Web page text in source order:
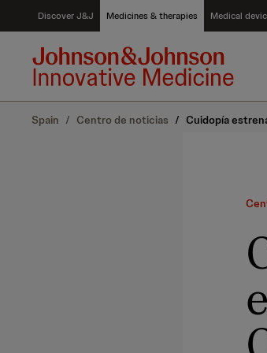
c
Discover J&J Medicines & therapies Medical
Spain / Centro de noticias / Cuidopía